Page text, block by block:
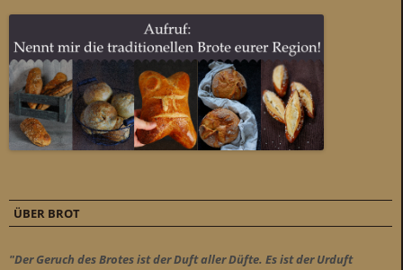
ÜBER BROT
"Der Geruch des Brotes ist der Duft aller Düfte. Es ist der Urduft